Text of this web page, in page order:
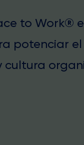
to Work®
potenciar
cultura